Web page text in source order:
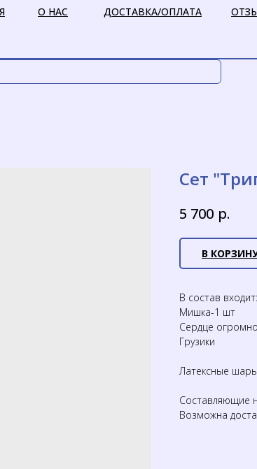
О НАС ДОСТАВКА/ОПЛАТА
Сет
5 700 р.
В
В состав входит:
Мишка-1 шт
Сердце
Грузики
Латексные
Составляющие
Возможна